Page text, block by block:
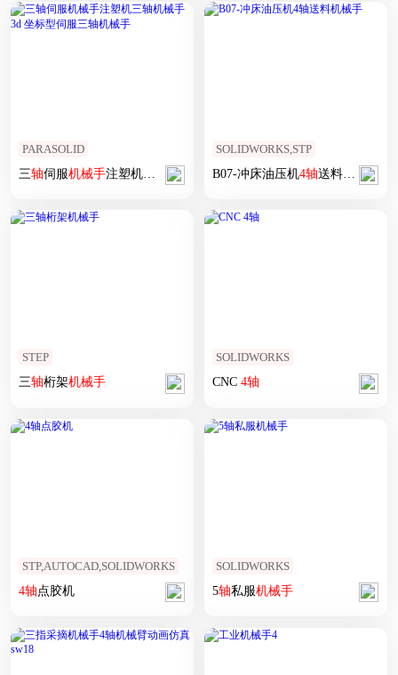
PARASOLID
三轴伺服机械手注塑机三 机械手 3d 坐标型伺服三轴机械手
SOLIDWORKS,STP
B07-冲床油压机4轴送料机械手
STEP
三轴桁架机械手
SOLIDWORKS
CNC 4轴
STP,AUTOCAD,SOLIDWORKS
4轴点胶机
SOLIDWORKS
5轴私服机械手